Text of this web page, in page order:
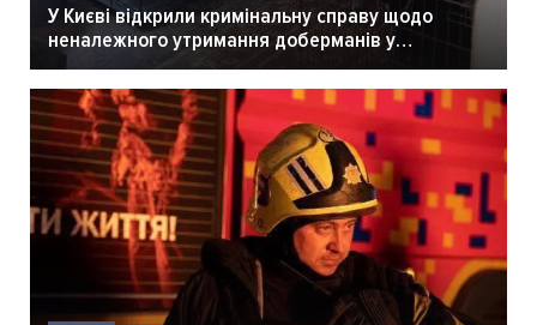
У Києві відкрили кримінальну справу щодо
неналежного утримання доберманів у
розпліднику